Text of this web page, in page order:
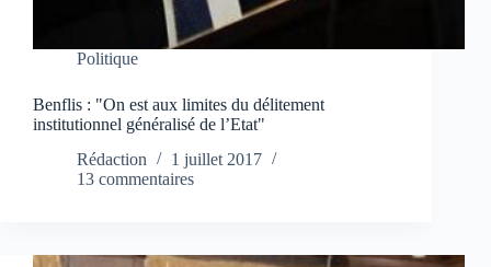
Politique
Benflis : "On est aux limites du délitement
institutionnel généralisé de l’Etat"
Rédaction
1 juillet 2017
13 commentaires